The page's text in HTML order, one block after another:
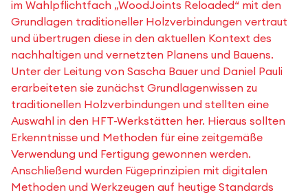
im Wahlpflichtfach „WoodJoints Reloaded“ mit den
Grundlagen traditioneller Holzverbindungen vertraut
und übertrugen diese in den aktuellen Kontext des
nachhaltigen und vernetzten Planens und Bauens.
Unter der Leitung von Sascha Bauer und Daniel Pauli
erarbeiteten sie zunächst Grundlagenwissen zu
traditionellen Holzverbindungen und stellten eine
Auswahl in den HFT-Werkstätten her. Hieraus sollten
Erkenntnisse und Methoden für eine zeitgemäße
Verwendung und Fertigung gewonnen werden.
Anschließend wurden Fügeprinzipien mit digitalen
Methoden und Werkzeugen auf heutige Standards